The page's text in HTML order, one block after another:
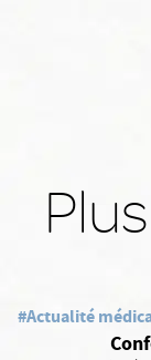
#Actualité